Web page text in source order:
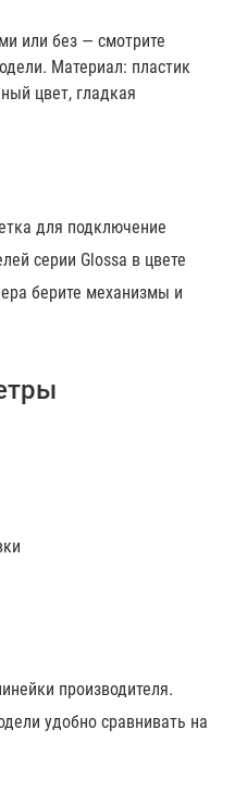
или без — смотрите
Материал: пластик
цвет, гладкая
для подключение
серии Glossa в цвете
берите механизмы и
производителя.
удобно сравнивать на